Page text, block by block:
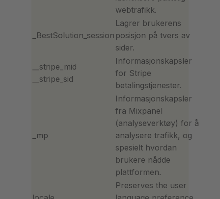
webtrafikk.
_BestSolution_session
Lagrer brukerens
posisjon på tvers av
sider.
__stripe_mid
__stripe_sid
Informasjonskapsler
for Stripe
betalingstjenester.
_mp
Informasjonskapsler
fra Mixpanel
(analyseverktøy) for å
analysere trafikk, og
spesielt hvordan
brukere nådde
plattformen.
Preserves the user